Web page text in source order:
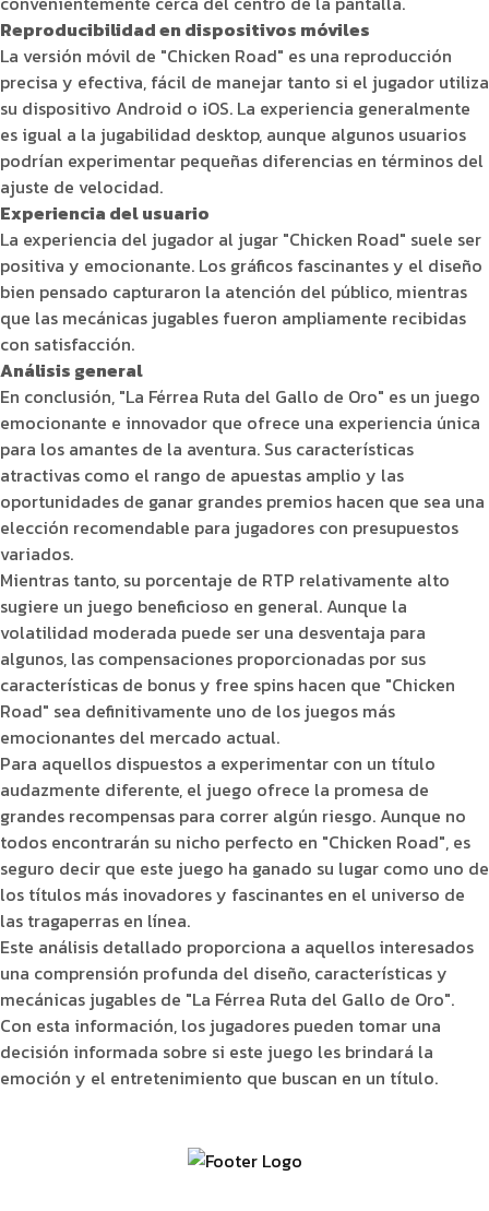
Reproducibilidad en dispositivos móviles
La versión móvil de "Chicken Road" es una reproducción
precisa y efectiva, fácil de manejar tanto si el jugador utiliza
su dispositivo Android o iOS. La experiencia generalmente
es igual a la jugabilidad desktop, aunque algunos usuarios
podrían experimentar pequeñas diferencias en términos del
ajuste de velocidad.
Experiencia del usuario
La experiencia del jugador al jugar "Chicken Road" suele ser
positiva y emocionante. Los gráficos fascinantes y el diseño
bien pensado capturaron la atención del público, mientras
que las mecánicas jugables fueron ampliamente recibidas
con satisfacción.
Análisis general
En conclusión, "La Férrea Ruta del Gallo de Oro" es un juego
emocionante e innovador que ofrece una experiencia única
para los amantes de la aventura. Sus características
atractivas como el rango de apuestas amplio y las
oportunidades de ganar grandes premios hacen que sea una
elección recomendable para jugadores con presupuestos
variados.
Mientras tanto, su porcentaje de RTP relativamente alto
sugiere un juego beneficioso en general. Aunque la
volatilidad moderada puede ser una desventaja para
algunos, las compensaciones proporcionadas por sus
características de bonus y free spins hacen que "Chicken
Road" sea definitivamente uno de los juegos más
emocionantes del mercado actual.
Para aquellos dispuestos a experimentar con un título
audazmente diferente, el juego ofrece la promesa de
grandes recompensas para correr algún riesgo. Aunque no
todos encontrarán su nicho perfecto en "Chicken Road", es
seguro decir que este juego ha ganado su lugar como uno de
los títulos más inovadores y fascinantes en el universo de
las tragaperras en línea.
Este análisis detallado proporciona a aquellos interesados
una comprensión profunda del diseño, características y
mecánicas jugables de "La Férrea Ruta del Gallo de Oro".
Con esta información, los jugadores pueden tomar una
decisión informada sobre si este juego les brindará la
emoción y el entretenimiento que buscan en un título.